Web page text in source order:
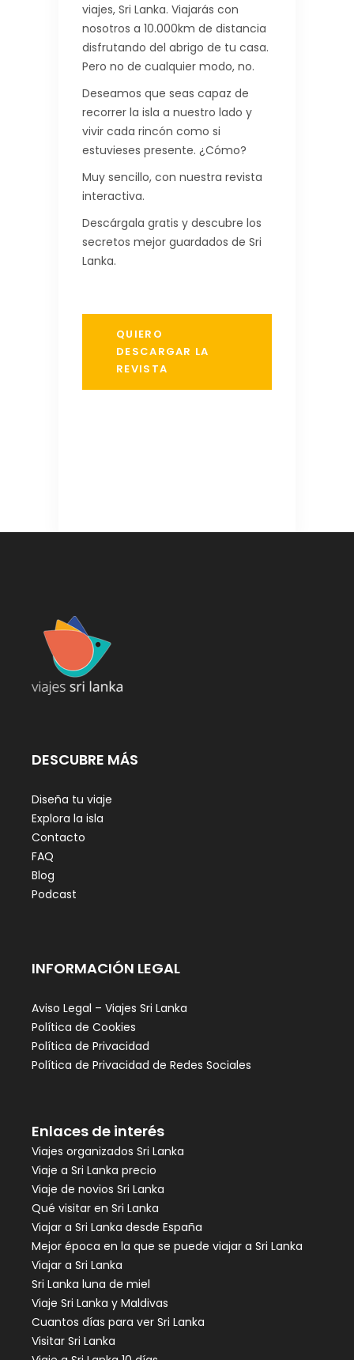
viajes, Sri Lanka. Viajarás con
nosotros a 10.000km de distancia
disfrutando del abrigo de tu casa.
Pero no de cualquier modo, no.
Deseamos que seas capaz de
recorrer la isla a nuestro lado y
vivir cada rincón como si
estuvieses presente. ¿Cómo?
Muy sencillo, con nuestra revista
interactiva.
Descárgala gratis y descubre los
secretos mejor guardados de Sri
Lanka.
QUIERO
DESCARGAR LA
REVISTA
DESCUBRE MÁS
Diseña tu viaje
Explora la isla
Contacto
FAQ
Blog
Podcast
INFORMACIÓN LEGAL
Aviso Legal – Viajes Sri Lanka
Política de Cookies
Política de Privacidad
Política de Privacidad de Redes Sociales
Enlaces de interés
Viajes organizados Sri Lanka
Viaje a Sri Lanka precio
Viaje de novios Sri Lanka
Qué visitar en Sri Lanka
Viajar a Sri Lanka desde España
Mejor época en la que se puede viajar a Sri Lanka
Viajar a Sri Lanka
Sri Lanka luna de miel
Viaje Sri Lanka y Maldivas
Cuantos días para ver Sri Lanka
Visitar Sri Lanka